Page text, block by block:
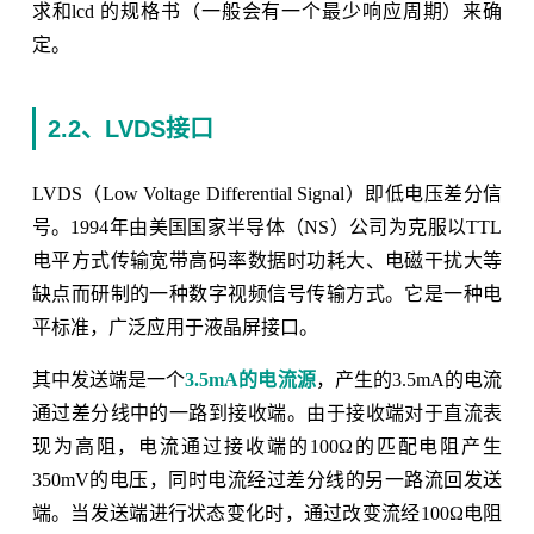
求和lcd 的规格书（一般会有一个最少响应周期）来确
定。
2.2、LVDS接口
LVDS（Low Voltage Differential Signal）即低电压差分信
号。1994年由美国国家半导体（NS）公司为克服以TTL
电平方式传输宽带高码率数据时功耗大、电磁干扰大等
缺点而研制的一种数字视频信号传输方式。它是一种电
平标准，广泛应用于液晶屏接口。
其中发送端是一个3.5mA的电流源，产生的3.5mA的电流
通过差分线中的一路到接收端。由于接收端对于直流表
现为高阻，电流通过接收端的100Ω的匹配电阻产生
350mV的电压，同时电流经过差分线的另一路流回发送
端。当发送端进行状态变化时，通过改变流经100Ω电阻